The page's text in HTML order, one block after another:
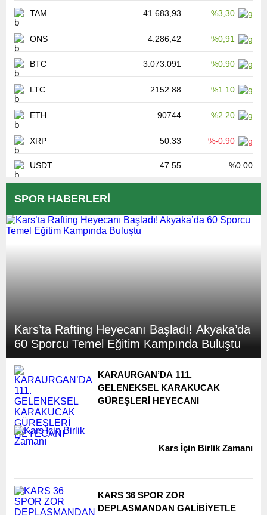
TAM 41.683,93 %3,30
ONS 4.286,42 %0,91
BTC 3.073.091 %0.90
LTC 2152.88 %1.10
ETH 90744 %2.20
XRP 50.33 %-0.90
USDT 47.55 %0.00
SPOR HABERLERİ
Kars’ta Rafting Heyecanı Başladı! Akyaka’da
60 Sporcu Temel Eğitim Kampında Buluştu
KARAURGAN’DA 111.
GELENEKSEL KARAKUCAK
GÜREŞLERİ HEYECANI
Kars İçin Birlik Zamanı
KARS 36 SPOR ZOR
DEPLASMANDAN GALİBİYETLE